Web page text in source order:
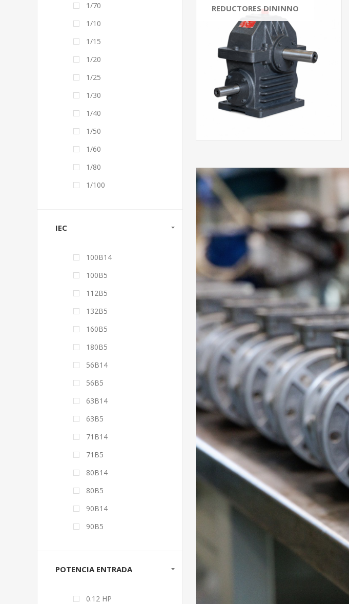
REDUCTORES DININNO
1/70
1/10
1/15
1/20
1/25
1/30
1/40
1/50
1/60
1/80
1/100
IEC
100B14
100B5
112B5
132B5
160B5
180B5
56B14
56B5
63B14
63B5
71B14
71B5
80B14
80B5
90B14
90B5
POTENCIA ENTRADA
0.12 HP